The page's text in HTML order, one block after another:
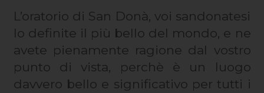
L’oratorio di San Donà, voi sandonatesi
lo definite il più bello del mondo, e ne
avete pienamente ragione dal vostro
punto di vista, perchè è un luogo
davvero bello e significativo per tutti i